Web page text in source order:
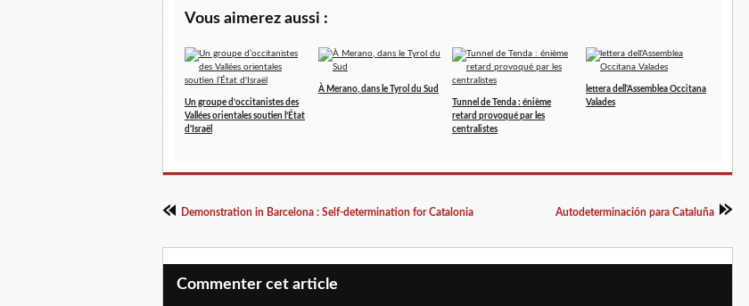
Vous aimerez aussi :
Un groupe d’occitanistes des
Vallées orientales soutien l’État
d'Israël
À Merano, dans le Tyrol du Sud
Tunnel de Tenda : énième
retard provoqué par les
centralistes
lettera dell'Assemblea Occitana
Valades
Demonstration in Barcelona : Self-determination for Catalonia Autodeterminación para Cataluña
Commenter cet article